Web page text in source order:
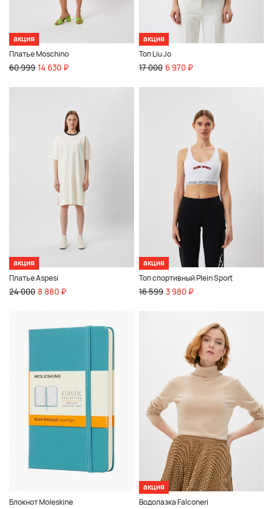
акция
Платье Moschino
60 999 14 630 ₽
акция
Топ Liu Jo
17 000 6 970 ₽
акция
Платье Aspesi
24 000 8 880 ₽
акция
Топ спортивный Plein Sport
16 599 3 980 ₽
Блокнот Moleskine
акция
Водолазка Falconeri